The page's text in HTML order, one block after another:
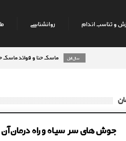
و تناسب اندام روانشناسی
ماسک حنا و فوائد ماسک حنا بر
جوش های سر سیاه و راه درمان آن